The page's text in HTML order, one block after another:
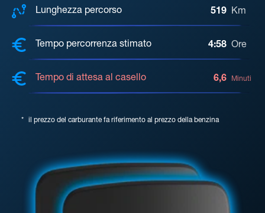
Lunghezza percorso 519 Km
Tempo percorrenza stimato 4:58 Ore
Tempo di attesa al casello 6,6 Minuti
* il prezzo del carburante fa riferimento al prezzo della benzina